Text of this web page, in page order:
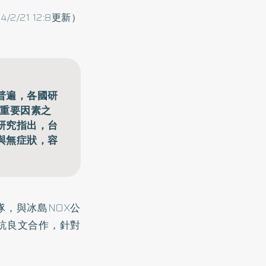
21 12:8更新）
遍，各國研
要因素之
究指出，台
無症狀，容
，與冰島NOX公
良文合作，針對